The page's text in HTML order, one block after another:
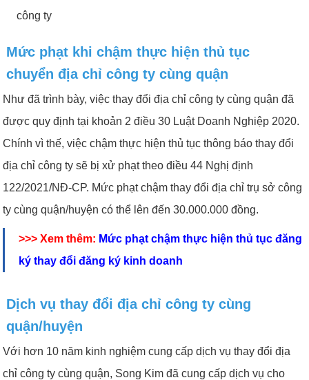
công ty
Mức phạt khi chậm thực hiện thủ tục
chuyển địa chỉ công ty cùng quận
Như đã trình bày, việc thay đổi địa chỉ công ty cùng quận đã
được quy định tại khoản 2 điều 30 Luật Doanh Nghiệp 2020.
Chính vì thế, việc chậm thực hiện thủ tục thông báo thay đổi
địa chỉ công ty sẽ bị xử phạt theo điều 44 Nghị định
122/2021/NĐ-CP. Mức phạt chậm thay đổi địa chỉ trụ sở công
ty cùng quận/huyện có thể lên đến 30.000.000 đồng.
>>> Xem thêm: Mức phạt chậm thực hiện thủ tục đăng
ký thay đổi đăng ký kinh doanh
Dịch vụ thay đổi địa chỉ công ty cùng
quận/huyện
Với hơn 10 năm kinh nghiệm cung cấp dịch vụ thay đổi địa
chỉ công ty cùng quận, Song Kim đã cung cấp dịch vụ cho